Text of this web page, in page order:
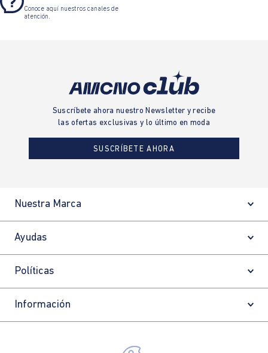
Conoce aquí nuestros canales de
atención.
Suscríbete ahora nuestro Newsletter y recibe
las ofertas exclusivas y lo último en moda
SUSCRÍBETE AHORA
Nuestra Marca
Ayudas
Políticas
Información